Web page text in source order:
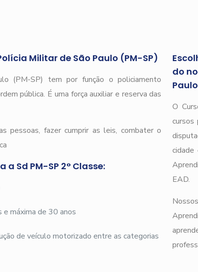
Militar de São Paulo (PM-SP)
(PM-SP) tem por função o policiamento
pública. É uma força auxiliar e reserva das
pessoas, fazer cumprir as leis, combater o
Sd PM-SP 2° Classe:
e máxima de 30 anos
de veículo motorizado entre as categorias
do
O
cursos
EAD.